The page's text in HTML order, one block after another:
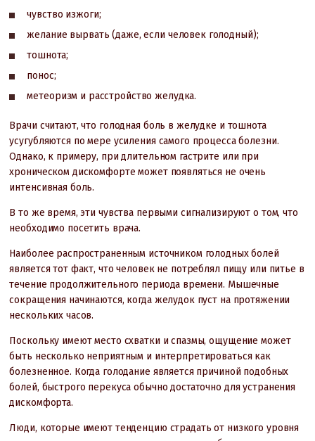
чувство изжоги;
желание вырвать (даже, если человек голодный);
тошнота;
понос;
метеоризм и расстройство желудка.
Врачи считают, что голодная боль в желудке и тошнота
усугубляются по мере усиления самого процесса болезни.
Однако, к примеру, при длительном гастрите или при
хроническом дискомфорте может появляться не очень
интенсивная боль.
В то же время, эти чувства первыми сигнализируют о том, что
необходимо посетить врача.
Наиболее распространенным источником голодных болей
является тот факт, что человек не потреблял пищу или питье в
течение продолжительного периода времени. Мышечные
сокращения начинаются, когда желудок пуст на протяжении
нескольких часов.
Поскольку имеют место схватки и спазмы, ощущение может
быть несколько неприятным и интерпретироваться как
болезненное. Когда голодание является причиной подобных
болей, быстрого перекуса обычно достаточно для устранения
дискомфорта.
Люди, которые имеют тенденцию страдать от низкого уровня